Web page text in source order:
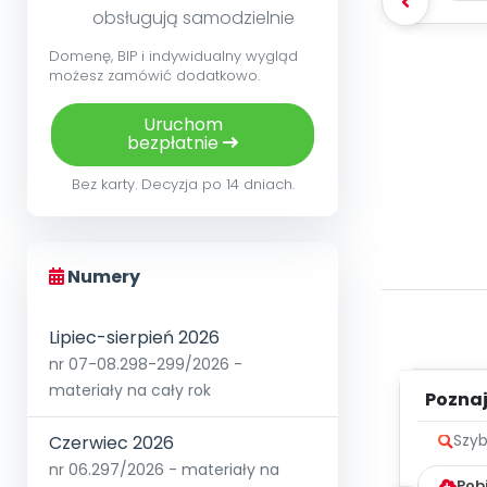
obsługują samodzielnie
Domenę, BIP i indywidualny wygląd
możesz zamówić dodatkowo.
Uruchom
bezpłatnie
Bez karty. Decyzja po 14 dniach.
Numery
Lipiec-sierpień 2026
nr 07-08.298-299/2026 -
materiały na cały rok
Czerwiec 2026
nr 06.297/2026 - materiały na